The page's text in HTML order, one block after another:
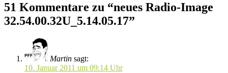
51 Kommentare zu “neues Radio-Image
32.54.00.32U_5.14.05.17”
Martin sagt:
10. Januar 2011 um 09:14 Uhr